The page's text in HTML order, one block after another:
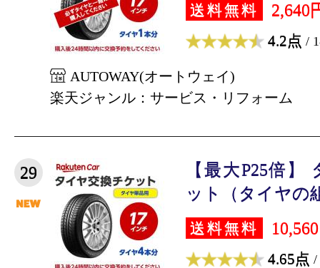
送料無料 2,640
4.2点 /
AUTOWAY(オートウェイ)
楽天ジャンル：サービス・リフォーム
29
【最大P25倍
ット（タイヤの
送料無料
4.65点 /